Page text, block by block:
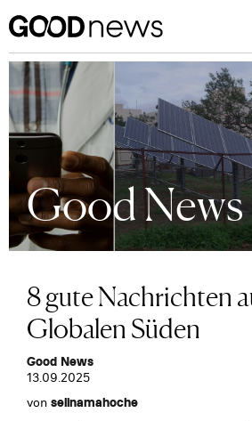
Good News
8 gute Nachrichten
Globalen Süden
Good News
13.09.2025
von selinamahoche